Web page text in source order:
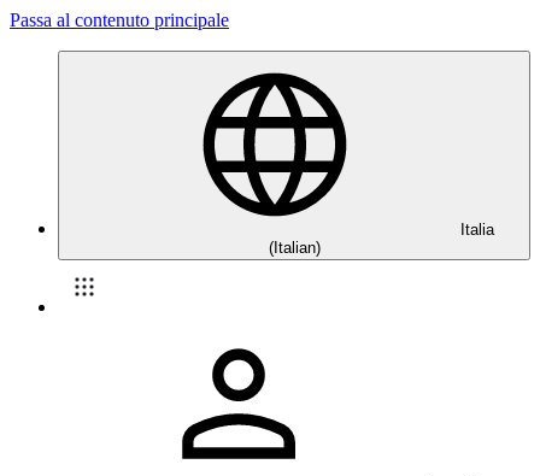
Passa al contenuto principale
Italia
(Italian)